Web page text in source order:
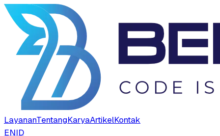
LayananTentangKaryaArtikelKontak
ENID